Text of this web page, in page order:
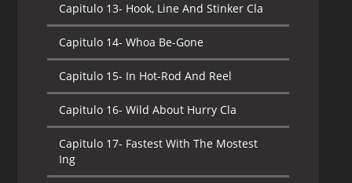
Capitulo 13- Hook, Line And Stinker Cla
Capitulo 14- Whoa Be-Gone
Capitulo 15- In Hot-Rod And Reel
Capitulo 16- Wild About Hurry Cla
Capitulo 17- Fastest With The Mostest
Ing